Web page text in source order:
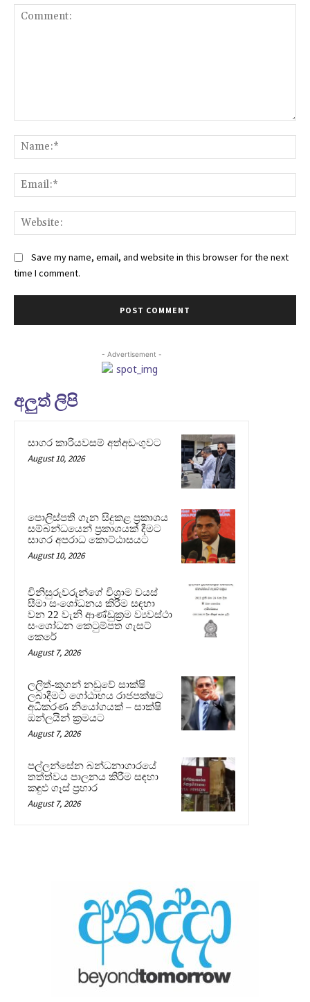
Save my name, email, and website in this browser for the next
time I comment.
- Advertisement -
අලුත් ලිපි
සාගර කාරියවසම් අත්අඩංගුවට
August 10, 2026
පොලිස්පති ගැන සිදුකළ ප්‍රකාශය
සම්බන්ධයෙන් ප්‍රකාශයක් දීමට
සාගර අපරාධ කොට්ඨාසයට
August 10, 2026
විනිසුරුවරුන්ගේ විශ්‍රාම වයස්
සීමා සංශෝධනය කිරීම සඳහා
වන 22 වැනි ආණ්ඩුක්‍රම ව්‍යවස්ථා
සංශෝධන කෙටුම්පත ගැසට්
කෙරේ
August 7, 2026
ලලිත්-කූගන් නඩුවේ සාක්ෂි
ලබාදීමට ගෝඨාභය රාජපක්ෂට
අධිකරණ නියෝගයක් – සාක්ෂි
ඔන්ලයින් ක්‍රමයට
August 7, 2026
පල්ලන්සේන බන්ධනාගාරයේ
තත්ත්වය පාලනය කිරීම සඳහා
කඳුළු ගෑස් ප්‍රහාර
August 7, 2026